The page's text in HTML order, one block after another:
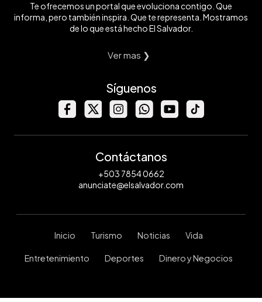
Te ofrecemos un portal que evoluciona contigo. Que
informa, pero también inspira. Que te representa. Mostramos
de lo que está hecho El Salvador.
Ver mas ❯
Síguenos
Contáctanos
+503 7854 0662
anunciate@elsalvador.com
Inicio Turismo Noticias Vida
Entretenimiento Deportes Dinero y Negocios